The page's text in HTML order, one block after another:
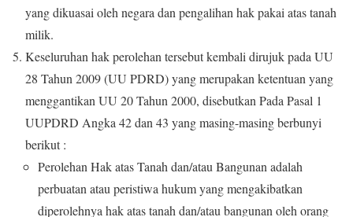
yang dikuasai oleh negara dan pengalihan hak pakai atas tanah
milik.
Keseluruhan hak perolehan tersebut kembali dirujuk pada UU
28 Tahun 2009 (UU PDRD) yang merupakan ketentuan yang
menggantikan UU 20 Tahun 2000, disebutkan Pada Pasal 1
UUPDRD Angka 42 dan 43 yang masing-masing berbunyi
berikut :
Perolehan Hak atas Tanah dan/atau Bangunan adalah
perbuatan atau peristiwa hukum yang mengakibatkan
diperolehnya hak atas tanah dan/atau bangunan oleh orang